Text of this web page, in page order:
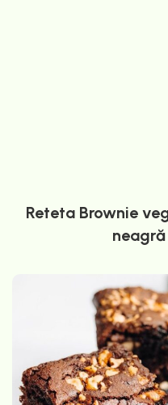
Reteta Brownie